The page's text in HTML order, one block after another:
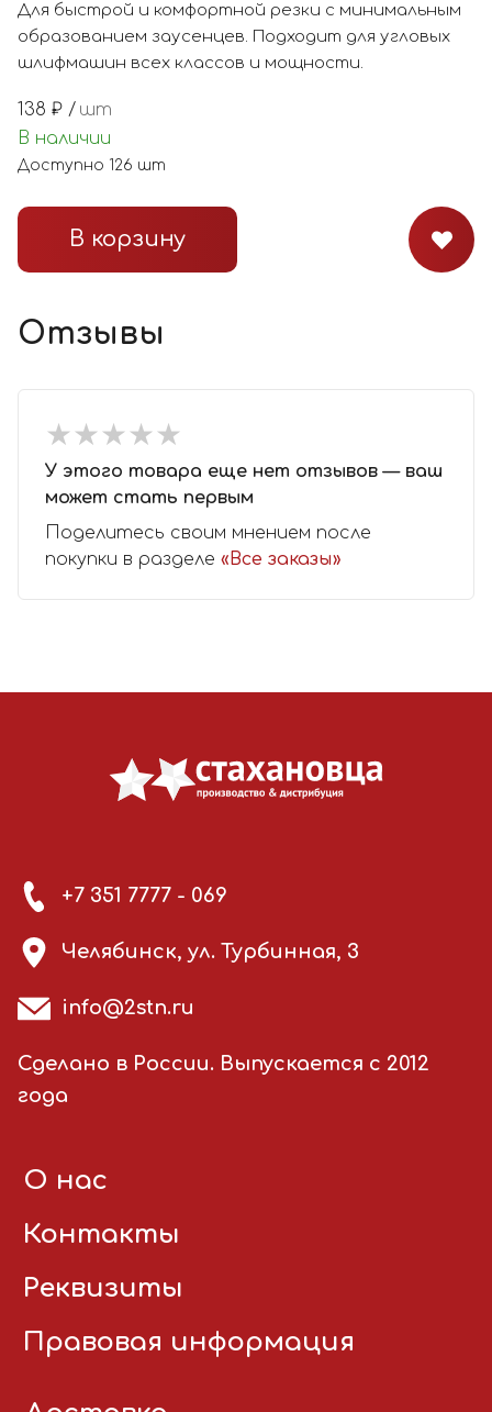
Для быстрой и комфортной резки с минимальным
образованием заусенцев. Подходит для угловых
шлифмашин всех классов и мощности.
138 ₽ / шт
В наличии
Доступно 126 шт
В корзину
Отзывы
★★★★★
★★★★★
У этого товара еще нет отзывов — ваш
может стать первым
Поделитесь своим мнением после
покупки в разделе «Все заказы»
+7 351 7777 - 069
Челябинск, ул. Турбинная, 3
info@2stn.ru
Сделано в России. Выпускается с 2012
года
О нас
Контакты
Реквизиты
Правовая информация